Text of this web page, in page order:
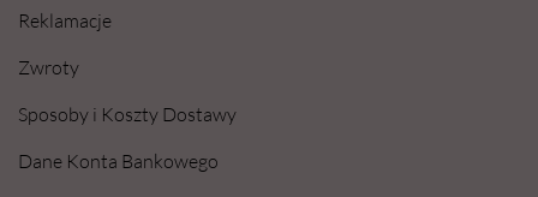
Reklamacje
Zwroty
Sposoby i Koszty Dostawy
Dane Konta Bankowego